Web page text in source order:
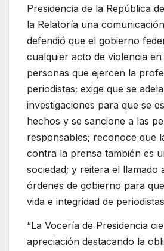
Presidencia de la República
la Relatoría una
defendió que el gobierno
cualquier acto de violencia
personas que ejercen la
periodistas; exige que se
investigaciones para que se
hechos y se sancione a las
responsables; reconoce que
contra la prensa también es
sociedad; y reitera el llamado
órdenes de gobierno para
vida e integridad de
“La Vocería de Presidencia
apreciación destacando la